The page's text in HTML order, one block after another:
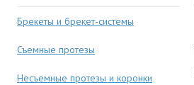
Брекеты и брекет-системы
Съемные протезы
Несъемные протезы и коронки